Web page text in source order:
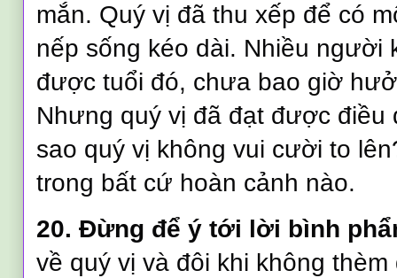
mắn. Quý vị đã thu xếp để có
nếp sống kéo dài. Nhiều người
được tuổi đó, chưa bao giờ
Nhưng quý vị đã đạt được điều
sao quý vị không vui cười to
trong bất cứ hoàn cảnh nào.
20. Đừng để ý tới lời bình
về quý vị và đôi khi không